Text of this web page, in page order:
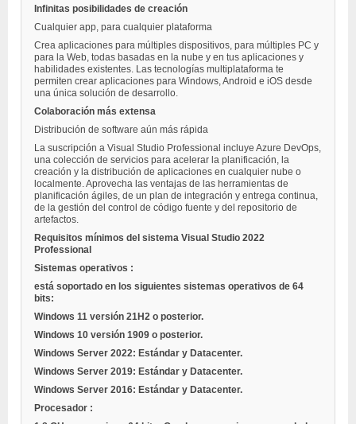
Infinitas posibilidades de creación
Cualquier app, para cualquier plataforma
Crea aplicaciones para múltiples dispositivos, para múltiples PC y
para la Web, todas basadas en la nube y en tus aplicaciones y
habilidades existentes. Las tecnologías multiplataforma te
permiten crear aplicaciones para Windows, Android e iOS desde
una única solución de desarrollo.
Colaboración más extensa
Distribución de software aún más rápida
La suscripción a Visual Studio Professional incluye Azure DevOps,
una colección de servicios para acelerar la planificación, la
creación y la distribución de aplicaciones en cualquier nube o
localmente. Aprovecha las ventajas de las herramientas de
planificación ágiles, de un plan de integración y entrega continua,
de la gestión del control de código fuente y del repositorio de
artefactos.
Requisitos mínimos del sistema Visual Studio 2022
Professional
Sistemas operativos :
está soportado en los siguientes sistemas operativos de 64
bits:
Windows 11 versión 21H2 o posterior.
Windows 10 versión 1909 o posterior.
Windows Server 2022: Estándar y Datacenter.
Windows Server 2019: Estándar y Datacenter.
Windows Server 2016: Estándar y Datacenter.
Procesador :